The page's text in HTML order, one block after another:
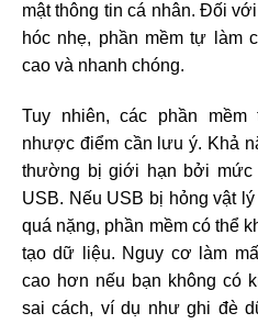
mật thông tin cá nhân. Đối
hóc nhẹ, phần mềm tự làm
cao và nhanh chóng.
Tuy nhiên, các phần
nhược điểm cần lưu ý. Khả
thường bị giới hạn bởi mức
USB. Nếu USB bị hỏng vật
quá nặng, phần mềm có thể
tạo dữ liệu. Nguy cơ làm
cao hơn nếu bạn không có
sai cách, ví dụ như ghi đè